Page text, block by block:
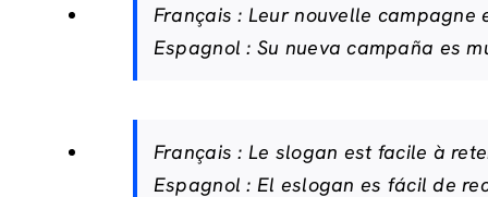
Français : Leur nouvelle campagne
Espagnol : Su nueva campaña es
Français : Le slogan est facile à
Espagnol : El eslogan es fácil de